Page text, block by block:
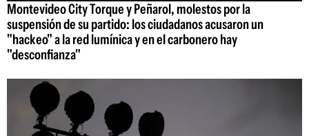
Montevideo City Torque y Peñarol, molestos por la
suspensión de su partido: los ciudadanos acusaron un
"hackeo" a la red lumínica y en el carbonero hay
"desconfianza"